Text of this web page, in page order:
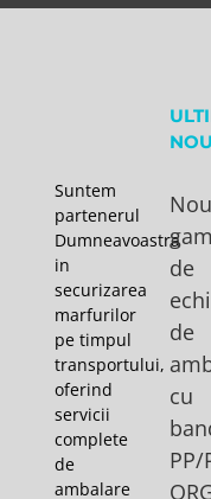
Suntem
partenerul
Dumneavoastra
in
securizarea
marfurilor
pe timpul
transportului,
oferind
servicii
complete
de
ambalare
de
de
cu
PP/